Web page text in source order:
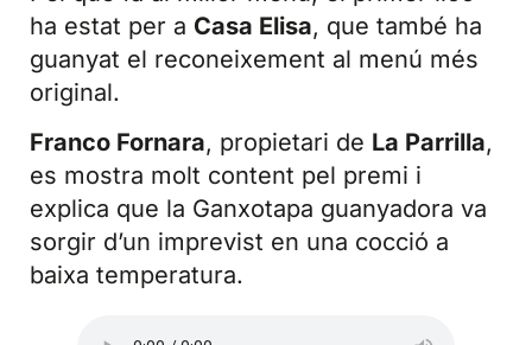
ha estat per a Casa Elisa, que també ha
guanyat el reconeixement al menú més
original.
Franco Fornara, propietari de La Parrilla,
es mostra molt content pel premi i
explica que la Ganxotapa guanyadora va
sorgir d’un imprevist en una cocció a
baixa temperatura.